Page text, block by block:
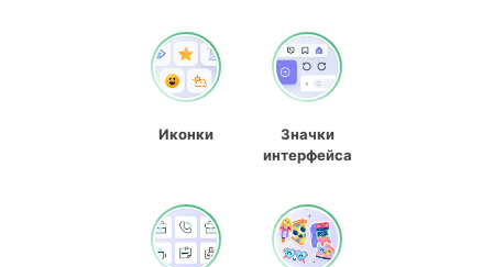
Иконки
Значки
интерфейса